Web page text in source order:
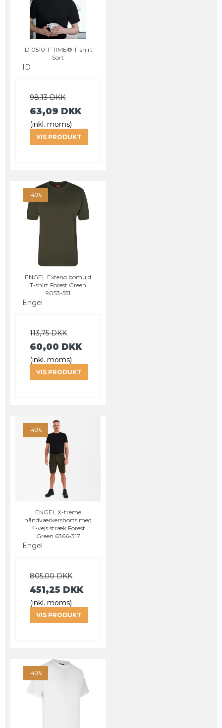
ID 0510 T-TIME® T-shirt
Sort
ID
98,13 DKK
63,09 DKK
(inkl. moms)
VIS PRODUKT
-40%
ENGEL Extend bomuld
T-shirt Forest Green
9053-551
Engel
113,75 DKK
60,00 DKK
(inkl. moms)
VIS PRODUKT
-40%
ENGEL X-treme
håndværkershorts med
4-vejs stræk Forest
Green 6366-317
Engel
805,00 DKK
451,25 DKK
(inkl. moms)
VIS PRODUKT
-40%